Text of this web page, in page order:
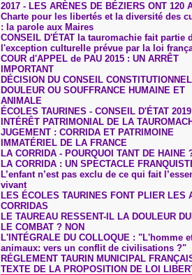
2017 - LES ARÈNES DE BÉZIERS ONT 120
Charte pour les libertés et la diversité des
: la parole aux Maires
CONSEIL D'ÉTAT la tauromachie fait partie
l'exception culturelle prévue par la loi
COUR d'APPEL de PAU 2015 : UN ARRÊT
IMPORTANT
DÉCISION DU CONSEIL CONSTITUTIONNEL
DOULEUR OU SOUFFRANCE HUMAINE ET
ANIMALE
ÉCOLES TAURINES - CONSEIL D'ÉTAT 2019
INTÉRÊT PATRIMONIAL DE LA
JUGEMENT : CORRIDA ET PATRIMOINE
IMMATÉRIEL DE LA FRANCE
LA CORRIDA - POURQUOI TANT DE HAINE
LA CORRIDA : UN SPECTACLE
L’enfant n’est pas exclu de ce qui fait
vivant
LES ÉCOLES TAURINES FONT PLIER LES
CORRIDAS
LE TAUREAU RESSENT-IL LA DOULEUR
LE COMBAT ? NON
L'INTÉGRALE DU COLLOQUE : "L'homme
animaux: vers un conflit de civilisations ?"
RÉGLEMENT TAURIN MUNICIPAL
TEXTE DE LA PROPOSITION DE LOI